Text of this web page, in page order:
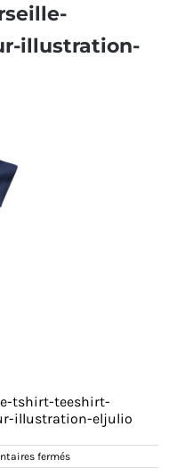
illustration-
tshirt-teeshirt-
illustration-eljulio
ferméssur
ifeelgoudes-